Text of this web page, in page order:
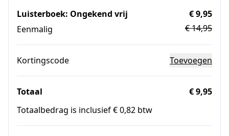
Luisterboek: Ongekend vrij
Eenmalig
€ 9,95
€ 14,95
Kortingscode Toevoegen
Totaal
€ 9,95
Totaalbedrag is inclusief € 0,82 btw